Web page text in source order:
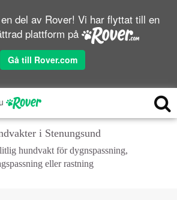
del av Rover! Vi har flyttat till en
plattform på
Gå till Rover.com
i Stenungsund
hundvakt för dygnspassning,
eller rastning